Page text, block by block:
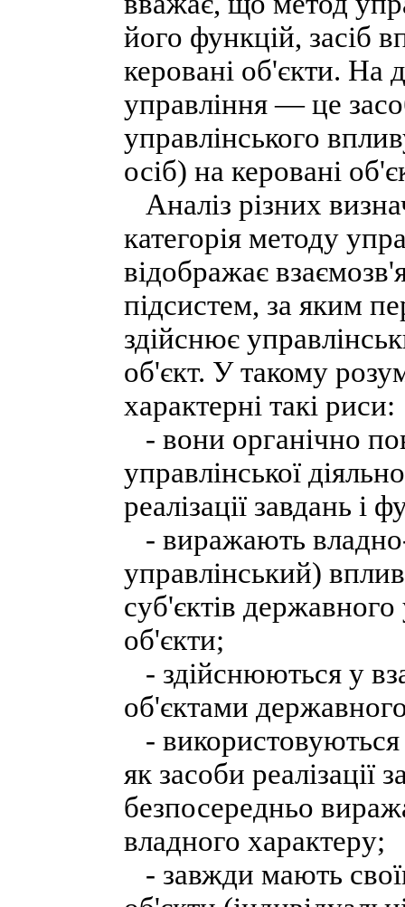
його функцій, засіб
керовані об'єкти.
управління — це
управлінського
осіб) на керовані
Аналіз різних
категорія методу
відображає
підсистем, за яким
здійснює
об'єкт. У такому
характерні такі риси:
- вони органічно
управлінської
реалізації завдань і
- виражають
управлінський)
суб'єктів державного
об'єкти;
- здійснюються у
об'єктами
-
як засоби реалізації
безпосередньо
владного характеру;
- завжди мають